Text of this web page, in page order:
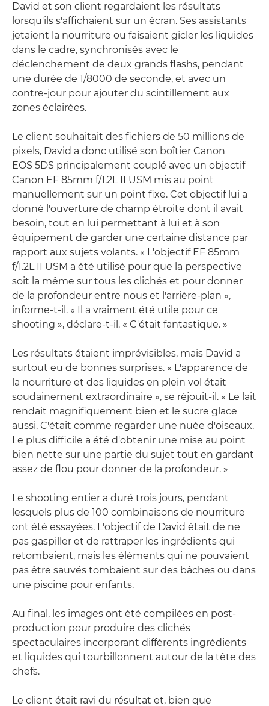
David et son client regardaient les résultats
lorsqu'ils s'affichaient sur un écran. Ses assistants
jetaient la nourriture ou faisaient gicler les liquides
dans le cadre, synchronisés avec le
déclenchement de deux grands flashs, pendant
une durée de 1/8000 de seconde, et avec un
contre-jour pour ajouter du scintillement aux
zones éclairées.
Le client souhaitait des fichiers de 50 millions de
pixels, David a donc utilisé son boîtier Canon
EOS 5DS principalement couplé avec un objectif
Canon EF 85mm f/1.2L II USM mis au point
manuellement sur un point fixe. Cet objectif lui a
donné l'ouverture de champ étroite dont il avait
besoin, tout en lui permettant à lui et à son
équipement de garder une certaine distance par
rapport aux sujets volants. « L'objectif EF 85mm
f/1.2L II USM a été utilisé pour que la perspective
soit la même sur tous les clichés et pour donner
de la profondeur entre nous et l'arrière-plan »,
informe-t-il. « Il a vraiment été utile pour ce
shooting », déclare-t-il. « C'était fantastique. »
Les résultats étaient imprévisibles, mais David a
surtout eu de bonnes surprises. « L'apparence de
la nourriture et des liquides en plein vol était
soudainement extraordinaire », se réjouit-il. « Le lait
rendait magnifiquement bien et le sucre glace
aussi. C'était comme regarder une nuée d'oiseaux.
Le plus difficile a été d'obtenir une mise au point
bien nette sur une partie du sujet tout en gardant
assez de flou pour donner de la profondeur. »
Le shooting entier a duré trois jours, pendant
lesquels plus de 100 combinaisons de nourriture
ont été essayées. L'objectif de David était de ne
pas gaspiller et de rattraper les ingrédients qui
retombaient, mais les éléments qui ne pouvaient
pas être sauvés tombaient sur des bâches ou dans
une piscine pour enfants.
Au final, les images ont été compilées en post-
production pour produire des clichés
spectaculaires incorporant différents ingrédients
et liquides qui tourbillonnent autour de la tête des
chefs.
Le client était ravi du résultat et, bien que